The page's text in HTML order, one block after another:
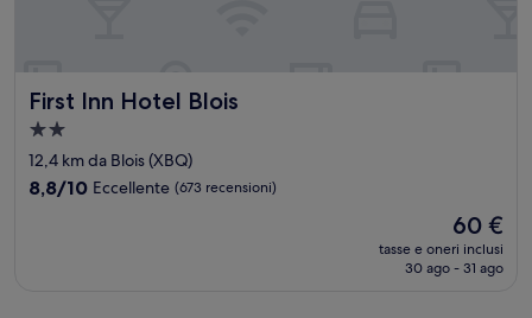
First Inn Hotel Blois
First Inn Hotel Blois
Struttura
a
2.0
12,4 km da Blois (XBQ)
8.8
8,8/10 Eccellente (673 recensioni)
Il
prezzo
attuale
60 €
tasse e oneri inclusi
30 ago - 31 ago